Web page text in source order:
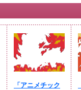
「アニメチック